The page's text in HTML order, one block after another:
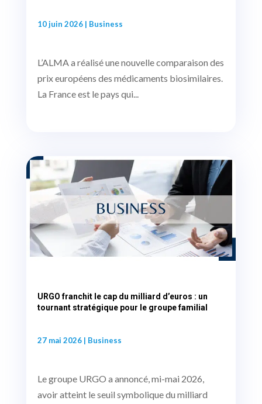
10 juin 2026| Business
L’ALMA a réalisé une nouvelle comparaison des
prix européens des médicaments biosimilaires.
La France est le pays qui...
URGO franchit le cap du milliard d’euros : un
tournant stratégique pour le groupe familial
27 mai 2026| Business
Le groupe URGO a annoncé, mi-mai 2026,
avoir atteint le seuil symbolique du milliard